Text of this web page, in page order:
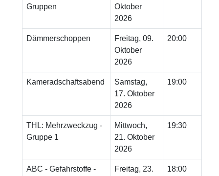
Gruppen
Oktober
2026
Dämmerschoppen
Freitag, 09.
Oktober
2026
20:00
Kameradschaftsabend
Samstag,
17. Oktober
2026
19:00
THL: Mehrzweckzug -
Gruppe 1
Mittwoch,
21. Oktober
2026
19:30
ABC - Gefahrstoffe -
Freitag, 23.
18:00